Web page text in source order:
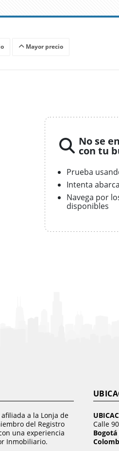
Mayor precio
No se
con tu
Prueba
Intenta
Navega por
disponibles
a la Lonja de
del Registro
una experiencia
Inmobiliario.
Calle
Bogotá